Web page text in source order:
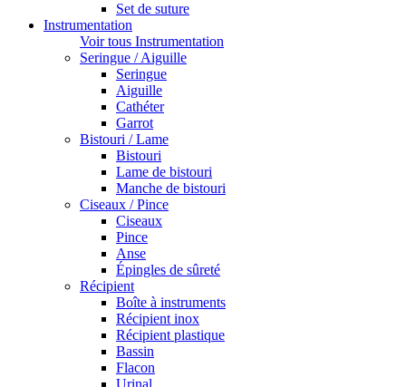
Set de suture
Instrumentation
Voir tous Instrumentation
Seringue / Aiguille
Seringue
Aiguille
Cathéter
Garrot
Bistouri / Lame
Bistouri
Lame de bistouri
Manche de bistouri
Ciseaux / Pince
Ciseaux
Pince
Anse
Épingles de sûreté
Récipient
Boîte à instruments
Récipient inox
Récipient plastique
Bassin
Flacon
Urinal